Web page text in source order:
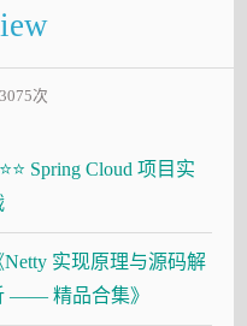
次
Spring Cloud 项目实
Netty 实现原理与源码解
—— 精品合集》